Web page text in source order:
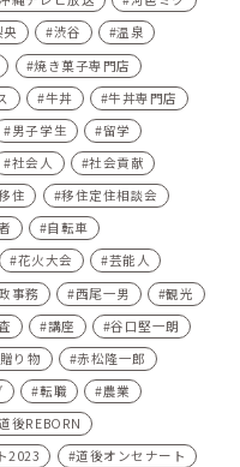
渋谷
温泉
焼き菓子専門店
牛丼
牛丼専門店
男子学生
留学
社会人
社会貢献
住
移住定住相談会
自転車
花火大会
芸能人
事務 西尾一男
観光
講座
谷口堅一朗
贈り物
赤松隆一郎
転職
農業
後REBORN
2023
道後オンセナート